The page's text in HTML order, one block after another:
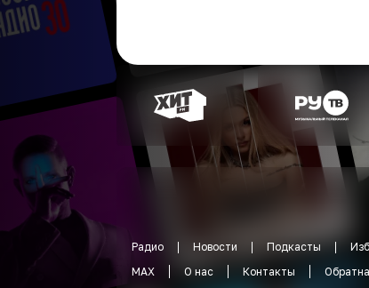
Радио Новости Подкасты
MAX
О нас Контакты